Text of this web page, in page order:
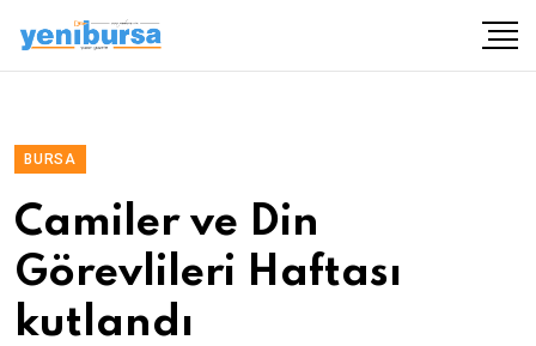
BURSA
Camiler ve Din
Görevlileri Haftası
kutlandı